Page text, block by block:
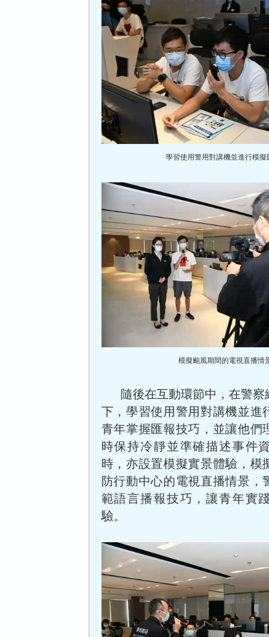
學習使用警用對講機並進行模
模擬颱風期間的電視直播
隨後在互動環節中，在警
下，學習使用警用對講機並進
青年掌握匯報技巧，並讓他們
時保持冷靜並準確描述事件
時，亦設置模擬實景體驗，模
防行動中心的電視直播情景，
範語言播報技巧，讓青年實
驗。